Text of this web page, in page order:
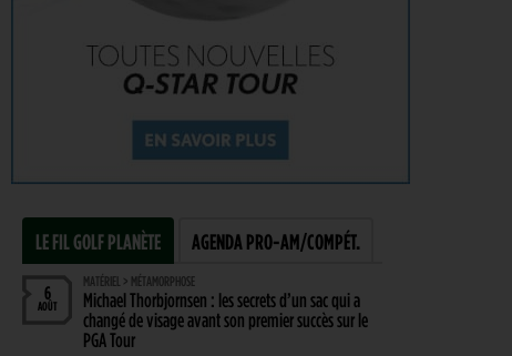
LE FIL GOLF PLANÈTE AGENDA PRO-AM/COMPÉT.
6
AOÛT
MATÉRIEL > MÉTAMORPHOSE
Michael Thorbjornsen : les secrets d’un sac qui a
changé de visage avant son premier succès sur le
PGA Tour